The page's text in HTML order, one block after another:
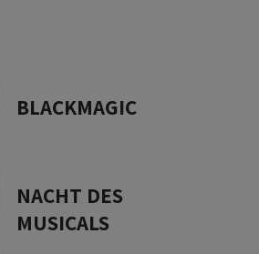
BLACKMAGIC
NACHT DES
MUSICALS